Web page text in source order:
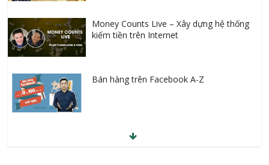
Bán hàng trên Facebook A-Z
Công thức kiếm tiền tỷ từ thuê và cho
Facebook Marketing từ A – Z